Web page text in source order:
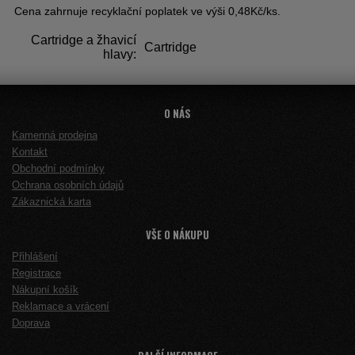
Cena zahrnuje recyklační poplatek ve výši 0,48Kč/ks.
Cartridge a žhavicí
hlavy:
Cartridge
O NÁS
Kamenná prodejna
Kontakt
Obchodní podmínky
Ochrana osobních údajů
Zákaznická karta
VŠE O NÁKUPU
Přihlášení
Registrace
Nákupní košík
Reklamace a vrácení
Doprava